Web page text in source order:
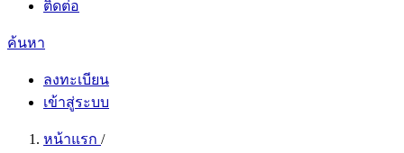
ติดต่อ
ค้นหา
ลงทะเบียน
เข้าสู่ระบบ
หน้าแรก /